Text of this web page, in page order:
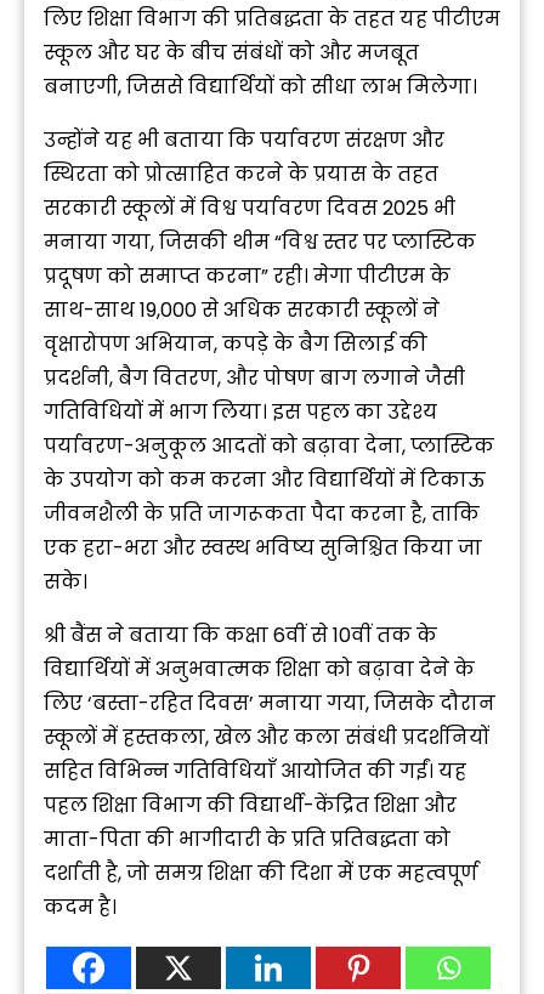
लिए शिक्षा विभाग की प्रतिबद्धता के तहत यह पीटीएम
स्कूल और घर के बीच संबंधों को और मजबूत
बनाएगी, जिससे विद्यार्थियों को सीधा लाभ मिलेगा।
उन्होंने यह भी बताया कि पर्यावरण संरक्षण और
स्थिरता को प्रोत्साहित करने के प्रयास के तहत
सरकारी स्कूलों में विश्व पर्यावरण दिवस 2025 भी
मनाया गया, जिसकी थीम “विश्व स्तर पर प्लास्टिक
प्रदूषण को समाप्त करना” रही। मेगा पीटीएम के
साथ-साथ 19,000 से अधिक सरकारी स्कूलों ने
वृक्षारोपण अभियान, कपड़े के बैग सिलाई की
प्रदर्शनी, बैग वितरण, और पोषण बाग लगाने जैसी
गतिविधियों में भाग लिया। इस पहल का उद्देश्य
पर्यावरण-अनुकूल आदतों को बढ़ावा देना, प्लास्टिक
के उपयोग को कम करना और विद्यार्थियों में टिकाऊ
जीवनशैली के प्रति जागरूकता पैदा करना है, ताकि
एक हरा-भरा और स्वस्थ भविष्य सुनिश्चित किया जा
सके।
श्री बैंस ने बताया कि कक्षा 6वीं से 10वीं तक के
विद्यार्थियों में अनुभवात्मक शिक्षा को बढ़ावा देने के
लिए ‘बस्ता-रहित दिवस’ मनाया गया, जिसके दौरान
स्कूलों में हस्तकला, खेल और कला संबंधी प्रदर्शनियों
सहित विभिन्न गतिविधियाँ आयोजित की गईं। यह
पहल शिक्षा विभाग की विद्यार्थी-केंद्रित शिक्षा और
माता-पिता की भागीदारी के प्रति प्रतिबद्धता को
दर्शाती है, जो समग्र शिक्षा की दिशा में एक महत्वपूर्ण
कदम है।